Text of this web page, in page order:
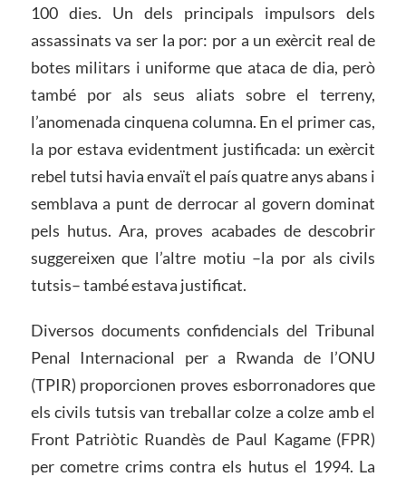
100 dies. Un dels principals impulsors dels
assassinats va ser la por: por a un exèrcit real de
botes militars i uniforme que ataca de dia, però
també por als seus aliats sobre el terreny,
l’anomenada cinquena columna. En el primer cas,
la por estava evidentment justificada: un exèrcit
rebel tutsi havia envaït el país quatre anys abans i
semblava a punt de derrocar al govern dominat
pels hutus. Ara, proves acabades de descobrir
suggereixen que l’altre motiu –la por als civils
tutsis– també estava justificat.
Diversos documents confidencials del Tribunal
Penal Internacional per a Rwanda de l’ONU
(TPIR) proporcionen proves esborronadores que
els civils tutsis van treballar colze a colze amb el
Front Patriòtic Ruandès de Paul Kagame (FPR)
per cometre crims contra els hutus el 1994. La